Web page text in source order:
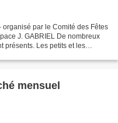
par le Comité des Fêtes
J. GABRIEL De nombreux
présents. Les petits et les
mensuel